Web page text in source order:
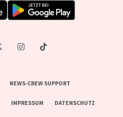
NEWS-CREW SUPPORT
IMPRESSUM DATENSCHUTZ